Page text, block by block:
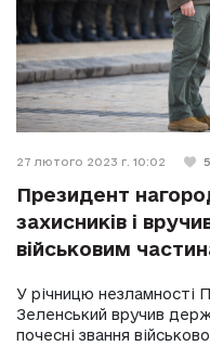
27 лютого 2023 г. 10:02
Президент
захисників і
військовим
У річницю незламності
Зеленський вручив
почесні звання